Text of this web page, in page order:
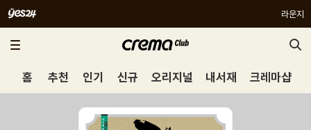
라운지
홈 추천 인기 신규 오리지널 내서재 크레마샵